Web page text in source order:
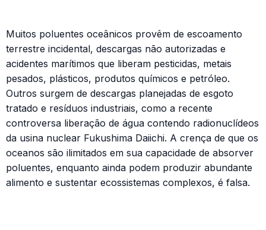
Muitos poluentes oceânicos provêm de escoamento
terrestre incidental, descargas não autorizadas e
acidentes marítimos que liberam pesticidas, metais
pesados, plásticos, produtos químicos e petróleo.
Outros surgem de descargas planejadas de esgoto
tratado e resíduos industriais, como a recente
controversa liberação de água contendo radionuclídeos
da usina nuclear Fukushima Daiichi. A crença de que os
oceanos são ilimitados em sua capacidade de absorver
poluentes, enquanto ainda podem produzir abundante
alimento e sustentar ecossistemas complexos, é falsa.